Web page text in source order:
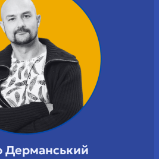
Дерманський